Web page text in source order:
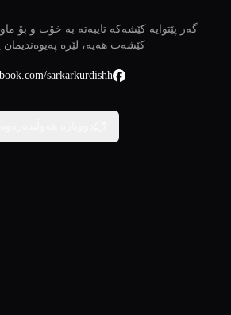
گەر پێتوایە کێشەکە تایبەتە بە خۆت و بۆ
کێشەت هەیە، لێرە پەیوەندیمان
sarkarkurdishh